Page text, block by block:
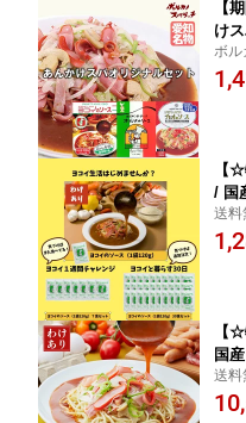
【
け
オ
パ
ボル
タ
【
/ 国
か
ス
送料
ルカ
【
国
か
ス
送料
ルカ